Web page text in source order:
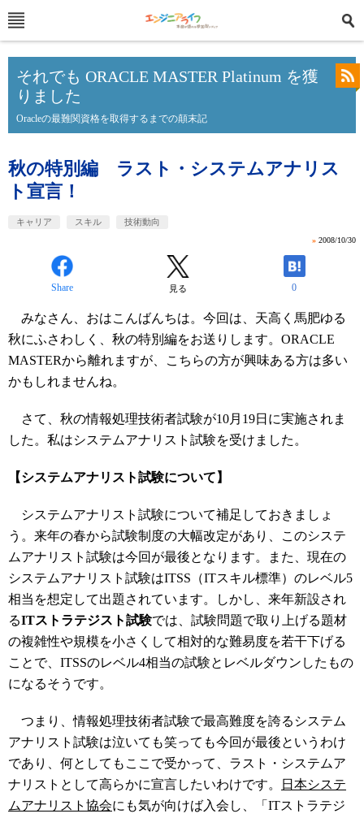
それでも ORACLE MASTER Platinum を獲
りました
Oracleの最難関資格を取得するまでの顛末記
秋の特別編 ラスト・システムアナリス
ト宣言！
キャリア スキル 技術動向
» 2008/10/30
Share 見る 0
みなさん、おはこんばんちは。今回は、天高く馬肥ゆる
秋にふさわしく、秋の特別編をお送りします。ORACLE
MASTERから離れますが、こちらの方が興味ある方は多い
かもしれませんね。
さて、秋の情報処理技術者試験が10月19日に実施されま
した。私はシステムアナリスト試験を受けました。
【システムアナリスト試験について】
システムアナリスト試験について補足しておきましょ
う。来年の春から試験制度の大幅改定があり、このシステ
ムアナリスト試験は今回が最後となります。また、現在の
システムアナリスト試験はITSS（ITスキル標準）のレベル5
相当を想定して出題されています。しかし、来年新設され
るITストラテジスト試験では、試験問題で取り上げる題材
の複雑性や規模を小さくして相対的な難易度を若干下げる
ことで、ITSSのレベル4相当の試験とレベルダウンしたもの
になるそうです。
つまり、情報処理技術者試験で最高難度を誇るシステム
アナリスト試験は泣いても笑っても今回が最後というわけ
であり、何としてもここで受かって、ラスト・システムア
ナリストとして高らかに宣言したいわけです。
日本システ
ムアナリスト協会にも気が向けば入会し、「ITストラテジ